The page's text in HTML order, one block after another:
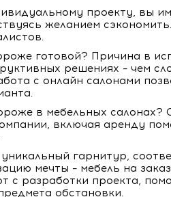
проекту, вы
желанием
готовой? Причина в
решениях – чем
с онлайн салонами
в мебельных салонах?
включая аренду
уникальный гарнитур,
мечты – мебель на
с разработки проекта,
обстановки.